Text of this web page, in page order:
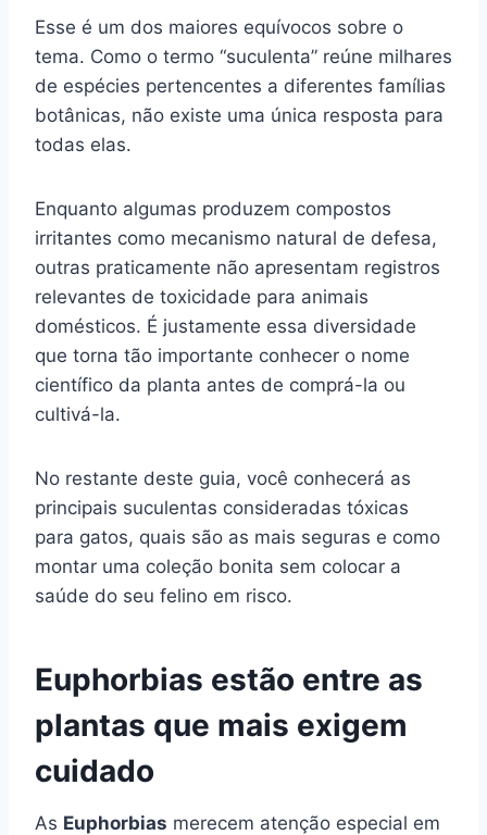
Esse é um dos maiores equívocos sobre o
tema. Como o termo “suculenta” reúne milhares
de espécies pertencentes a diferentes famílias
botânicas, não existe uma única resposta para
todas elas.
Enquanto algumas produzem compostos
irritantes como mecanismo natural de defesa,
outras praticamente não apresentam registros
relevantes de toxicidade para animais
domésticos. É justamente essa diversidade
que torna tão importante conhecer o nome
científico da planta antes de comprá-la ou
cultivá-la.
No restante deste guia, você conhecerá as
principais suculentas consideradas tóxicas
para gatos, quais são as mais seguras e como
montar uma coleção bonita sem colocar a
saúde do seu felino em risco.
Euphorbias estão entre as
plantas que mais exigem
cuidado
As Euphorbias merecem atenção especial em